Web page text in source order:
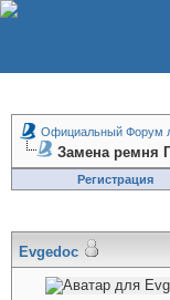
Официальный Форум
Замена ремня
Регистрация
Evgedoc